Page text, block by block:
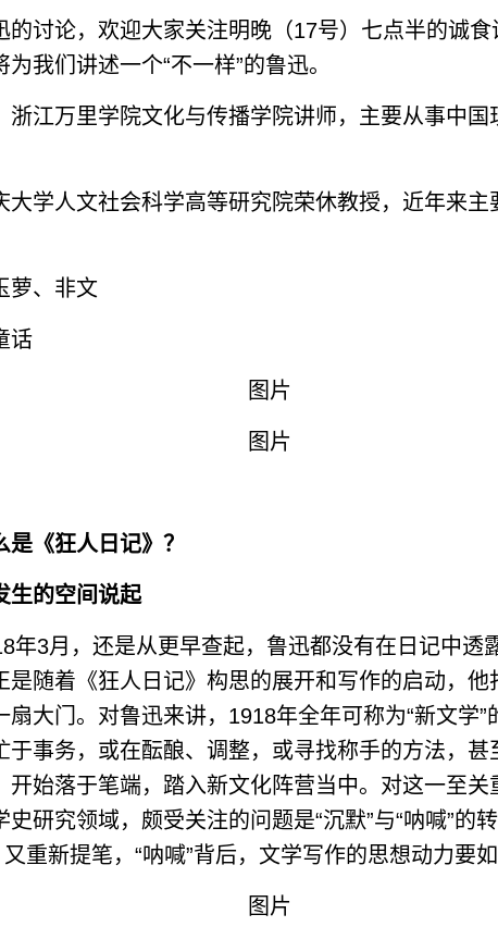
论，欢迎大家关注明晚（17号）七点半的诚食
我们讲述一个“不一样”的鲁迅。
万里学院文化与传播学院讲师，主要从事中国
人文社会科学高等研究院荣休教授，近年来主
、非文
话
是《狂人日记》？
的空间说起
3月，还是从更早查起，鲁迅都没有在日记中透
是随着《狂人日记》构思的展开和写作的启动，他
扇大门。对鲁迅来讲，1918年全年可称为“新文学”
于事务，或在酝酿、调整，或寻找称手的方法，甚
开始落于笔端，踏入新文化阵营当中。对这一至
史研究领域，颇受关注的问题是“沉默”与“呐喊”
重新提笔，“呐喊”背后，文学写作的思想动力要如